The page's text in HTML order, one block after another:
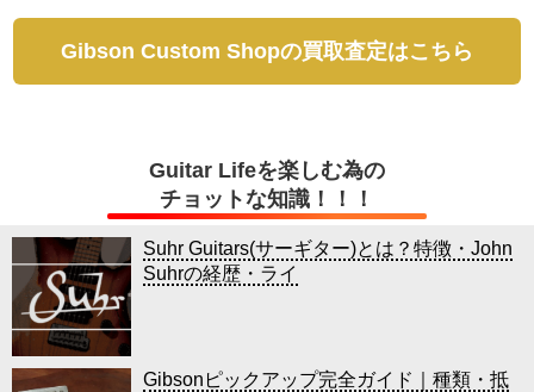
Gibson Custom Shopの買取査定はこちら
Guitar Lifeを楽しむ為の
チョットな知識！！！
Suhr Guitars(サーギター)とは？特徴・John
Suhrの経歴・ライ
Gibsonピックアップ完全ガイド｜種類・抵